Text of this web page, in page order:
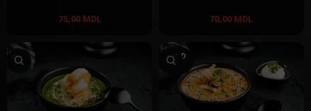
75,00 MDL 70,00 MDL
SOLD
OUT